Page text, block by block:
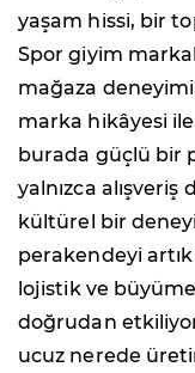
yaşam hissi, bir
Spor giyim
mağaza
marka hikâyesi
burada güçlü bir
yalnızca alışveriş
kültürel bir
perakendeyi
lojistik ve
doğrudan
ucuz nerede